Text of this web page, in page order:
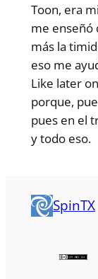
Toon, era
me enseñó
más la
eso me
Like later
porque,
pues en el
y todo eso.
SpinTX